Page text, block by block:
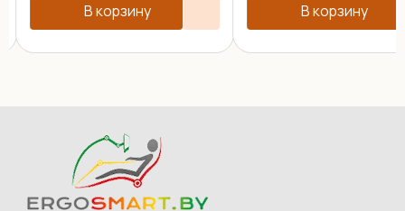
В корзину В корзину